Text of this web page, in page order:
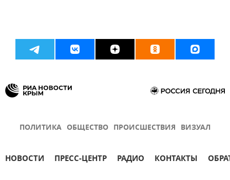
ПОЛИТИКА ОБЩЕСТВО ПРОИСШЕСТВИЯ ВИЗУАЛ
НОВОСТИ ПРЕСС-ЦЕНТР РАДИО КОНТАКТЫ